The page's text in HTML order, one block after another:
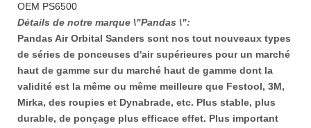
OEM PS6500
Détails de notre marque \"Pandas \":
Pandas Air Orbital Sanders sont nos tout nouveaux types
de séries de ponceuses d'air supérieures pour un marché
haut de gamme sur du marché haut de gamme dont la
validité est la même ou même meilleure que Festool, 3M,
Mirka, des roupies et Dynabrade, etc. Plus stable, plus
durable, de ponçage plus efficace effet. Plus important